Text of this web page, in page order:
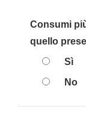
Consumi
quello
Sì
No